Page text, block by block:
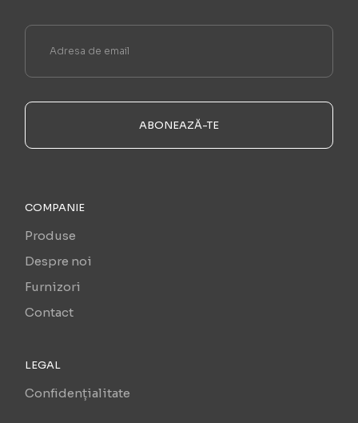
ABONEAZĂ-TE
COMPANIE
Produse
Despre noi
Furnizori
Contact
LEGAL
Confidențialitate